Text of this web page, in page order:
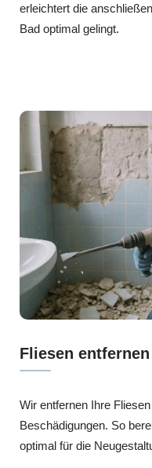
erleichtert die
Bad optimal gelingt.
Fliesen
Wir entfernen Ihre
Beschädigungen. So
optimal für die